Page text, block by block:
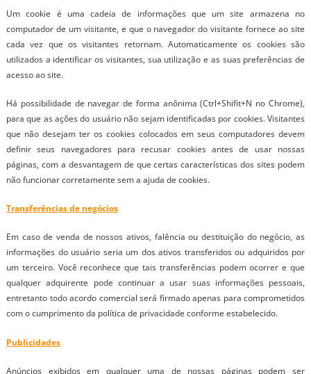
Um cookie é uma cadeia de informações que um site armazena no
computador de um visitante, e que o navegador do visitante fornece ao site
cada vez que os visitantes retornam. Automaticamente os cookies são
utilizados a identificar os visitantes, sua utilização e as suas preferências de
acesso ao site.
Há possibilidade de navegar de forma anônima (Ctrl+Shifit+N no Chrome),
para que as ações do usuário não sejam identificadas por cookies. Visitantes
que não desejam ter os cookies colocados em seus computadores devem
definir seus navegadores para recusar cookies antes de usar nossas
páginas, com a desvantagem de que certas características dos sites podem
não funcionar corretamente sem a ajuda de cookies.
Transferências de negócios
Em caso de venda de nossos ativos, falência ou destituição do negócio, as
informações do usuário seria um dos ativos transferidos ou adquiridos por
um terceiro. Você reconhece que tais transferências podem ocorrer e que
qualquer adquirente pode continuar a usar suas informações pessoais,
entretanto todo acordo comercial será firmado apenas para comprometidos
com o cumprimento da política de privacidade conforme estabelecido.
Publicidades
Anúncios exibidos em qualquer uma de nossas páginas podem ser